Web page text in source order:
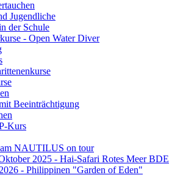
Jugendliche
der Schule
- Open Water Diver
Beeinträchtigung
Kurs
NAUTILUS on tour
2025 - Hai-Safari Rotes Meer BDE
- Philippinen "Garden of Eden"